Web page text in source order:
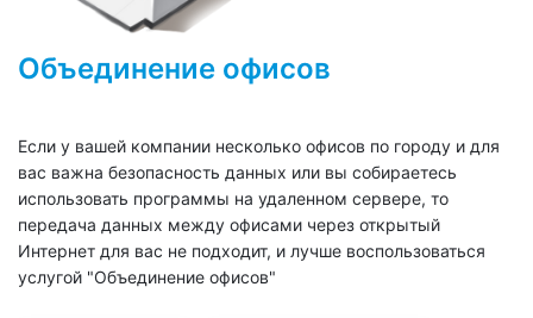
Объединение офисов
Если у вашей компании несколько офисов по городу и для
вас важна безопасность данных или вы собираетесь
использовать программы на удаленном сервере, то
передача данных между офисами через открытый
Интернет для вас не подходит, и лучше воспользоваться
услугой "Объединение офисов"